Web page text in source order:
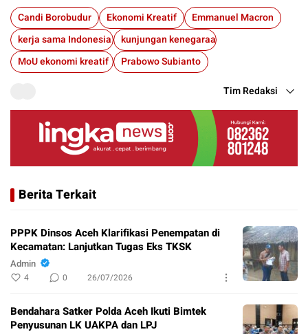
Candi Borobudur Ekonomi Kreatif
Emmanuel Macron
kerja sama Indonesia Pranciskunjungan kenegaraan
MoU ekonomi kreatif
Prabowo Subianto
Tim Redaksi
Berita Terkait
PPPK Dinsos Aceh Klarifikasi Penempatan di
Kecamatan: Lanjutkan Tugas Eks TKSK
Admin
4 0 26/07/2026
Bendahara Satker Polda Aceh Ikuti Bimtek
Penyusunan LK UAKPA dan LPJ